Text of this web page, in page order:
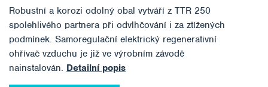
Robustní a korozi odolný obal vytváří z TTR 250
spolehlivého partnera při odvlhčování i za ztížených
podmínek. Samoregulační elektrický regenerativní
ohřívač vzduchu je již ve výrobním závodě
nainstalován. Detailní popis